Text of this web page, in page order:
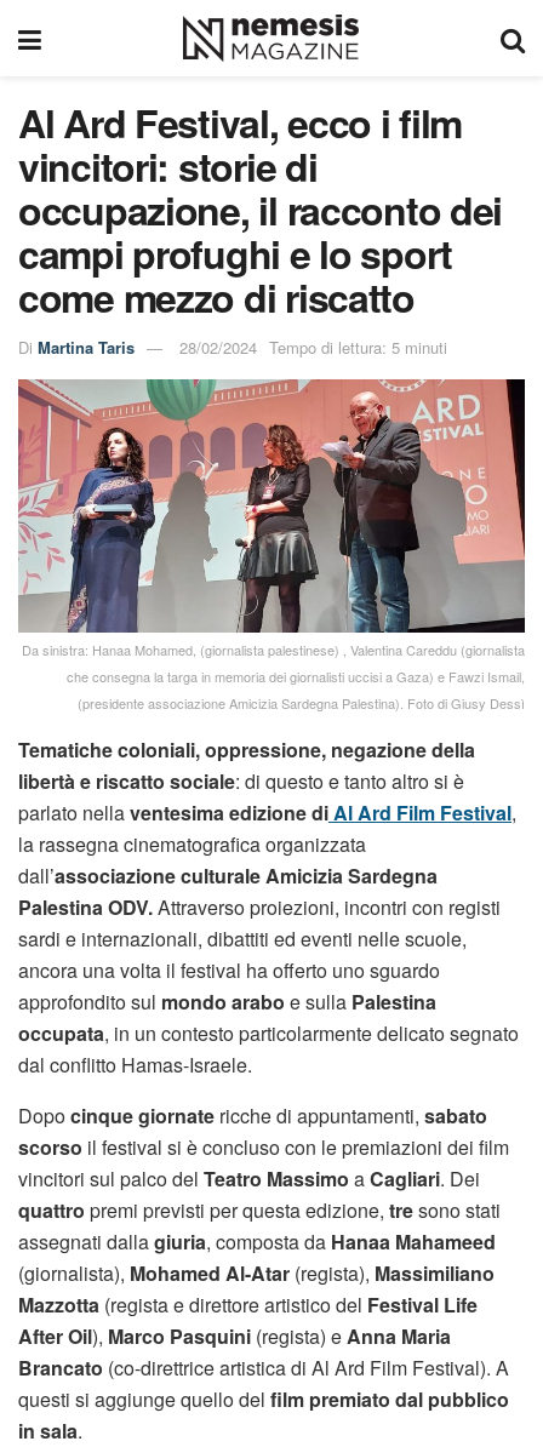
Al Ard Festival, ecco i film
vincitori: storie di
occupazione, il racconto dei
campi profughi e lo sport
come mezzo di riscatto
Di Martina Taris 28/02/2024 Tempo di lettura: 5 minuti
Da sinistra: Hanaa Mohamed, (giornalista palestinese) , Valentina Careddu (giornalista
che consegna la targa in memoria dei giornalisti uccisi a Gaza) e Fawzi Ismail,
(presidente associazione Amicizia Sardegna Palestina). Foto di Giusy Dessì
Tematiche coloniali, oppressione, negazione della
libertà e riscatto sociale: di questo e tanto altro si è
parlato nellaventesima edizione diAl Ard Film Festival,
la rassegna cinematografica organizzata
dall’associazione culturale Amicizia Sardegna
Palestina ODV.Attraverso proiezioni, incontri con registi
sardi e internazionali, dibattiti ed eventi nelle scuole,
ancora una volta il festival ha offerto uno sguardo
approfondito sul mondo arabo e sulla Palestina
occupata, in un contesto particolarmente delicato segnato
dal conflitto Hamas-Israele.
Dopocinque giornate ricche di appuntamenti, sabato
scorso il festival si è concluso con le premiazioni dei film
vincitori sul palco del Teatro Massimo aCagliari. Dei
quattro premi previsti per questa edizione, tresono stati
assegnati dallagiuria, composta da Hanaa Mahameed
(giornalista), Mohamed Al-Atar (regista), Massimiliano
Mazzotta (regista e direttore artistico del Festival Life
After Oil), Marco Pasquini (regista) eAnna Maria
Brancato (co-direttrice artistica di Al Ard Film Festival). A
questi si aggiunge quello del film premiato dal pubblico
in sala.